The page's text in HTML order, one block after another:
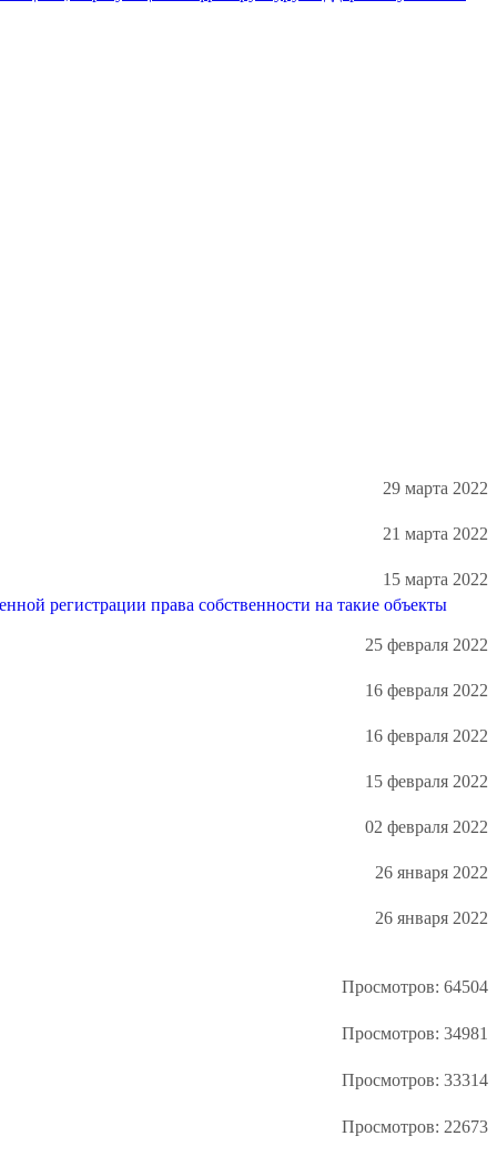
29 марта 2022
21 марта 2022
15 марта 2022
регистрации права собственности на такие объекты
25 февраля 2022
16 февраля 2022
16 февраля 2022
15 февраля 2022
02 февраля 2022
26 января 2022
26 января 2022
Просмотров: 64504
Просмотров: 34981
Просмотров: 33314
Просмотров: 22673